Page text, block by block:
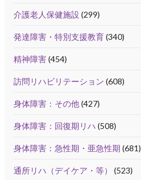
介護老人保健施設 (299)
発達障害・特別支援教育(340)
精神障害(454)
訪問リハビリテーション (608)
身体障害：その他(427)
身体障害：回復期リハ (508)
身体障害：急性期・亜急性期 (681)
通所リハ（デイケア・等） (523)